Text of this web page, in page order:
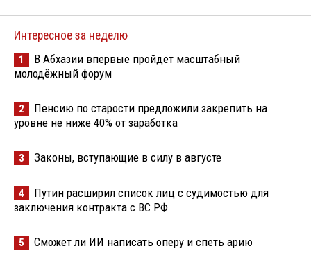
Интересное за неделю
1
В Абхазии впервые пройдёт масштабный
молодёжный форум
2
Пенсию по старости предложили закрепить на
уровне не ниже 40% от заработка
3 Законы, вступающие в силу в августе
4
Путин расширил список лиц с судимостью для
заключения контракта с ВС РФ
5 Сможет ли ИИ написать оперу и спеть арию